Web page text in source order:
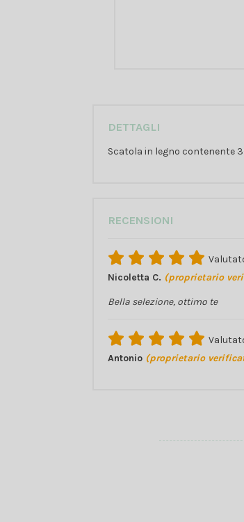
DETTAGLI
Scatola in legno contenente
RECENSIONI
Nicoletta C. (proprietario
Bella selezione, ottimo te
Antonio (proprietario